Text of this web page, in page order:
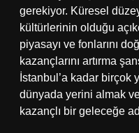
gerekiyor. Küresel
kültürlerinin olduğu
piyasayı ve fonlarını
kazançlarını artırma
İstanbul’a kadar birçok
dünyada yerini almak ve
kazançlı bir geleceğe